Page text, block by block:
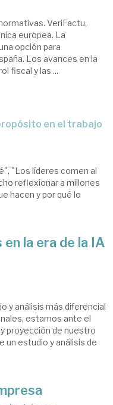
VeriFactu,
europea. La
opción para
Los avances en la
fiscal y las ...
en el trabajo
"Los líderes comen al
reflexionar a millones
hacen y por qué lo
la era de la IA
y análisis más diferencial
estamos ante el
proyección de nuestro
un estudio y análisis de